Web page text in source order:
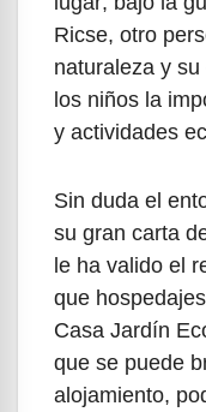
Ricse, otro
naturaleza y
los niños la
y actividades
Sin duda el
su gran carta
le ha valido el
que
Casa Jardín
que se puede
alojamiento,